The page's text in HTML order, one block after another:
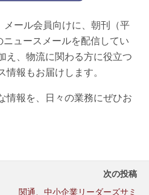
メール会員向けに、朝刊（平
ュースメールを配信してい
え、物流に関わる方に役立つ
報もお届けします。
情報を、日々の業務にぜひお
次の投稿
関通、中小企業リーダーズサミ